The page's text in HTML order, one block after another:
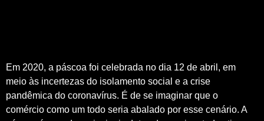
Em 2020, a páscoa foi celebrada no dia 12 de abril, em
meio às incertezas do isolamento social e a crise
pandêmica do coronavírus. É de se imaginar que o
comércio como um todo seria abalado por esse cenário. A